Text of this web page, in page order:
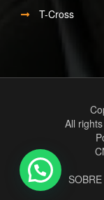
T-Cross
All
SOBRE